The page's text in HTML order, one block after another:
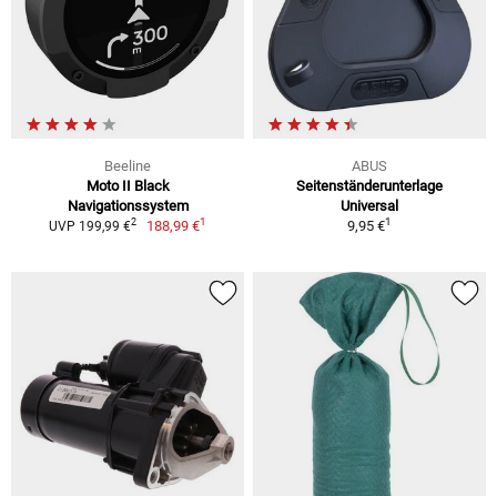
Beeline
Moto II Black
Navigationssystem
UVP 199,99 €2 188,99 €1
ABUS
Seitenständerunterlage
Universal
9,95 €1